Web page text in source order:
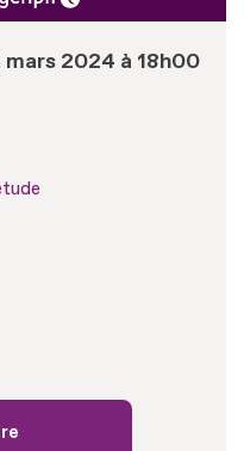
mars 2024 à 18h00